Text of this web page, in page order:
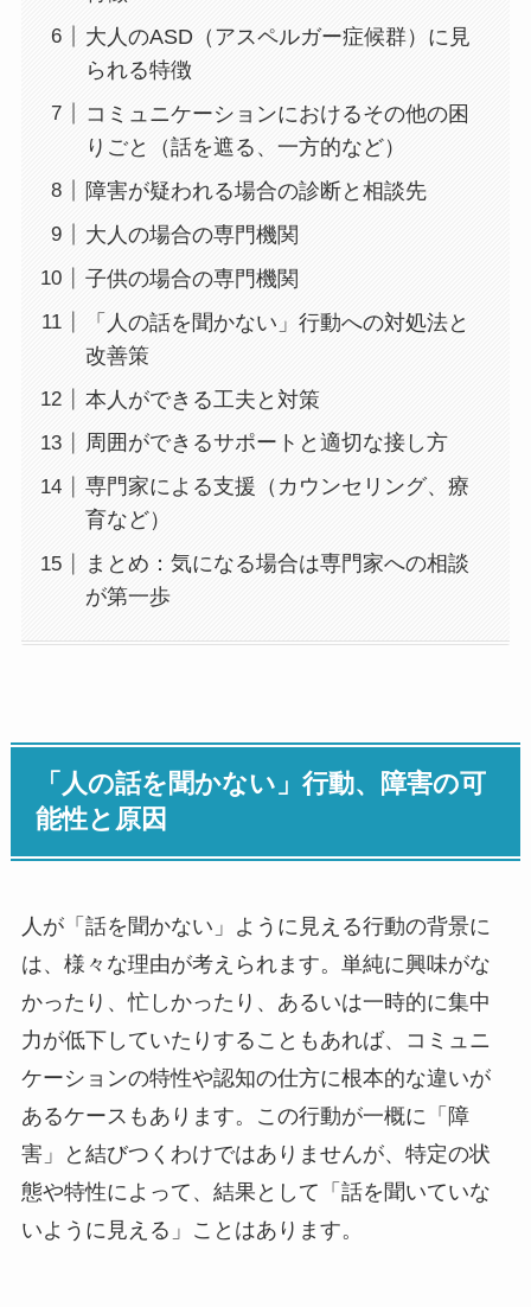
大人のASD（アスペルガー症候群）に見
られる特徴
コミュニケーションにおけるその他の困
りごと（話を遮る、一方的など）
障害が疑われる場合の診断と相談先
大人の場合の専門機関
子供の場合の専門機関
「人の話を聞かない」行動への対処法と
改善策
本人ができる工夫と対策
周囲ができるサポートと適切な接し方
専門家による支援（カウンセリング、療
育など）
まとめ：気になる場合は専門家への相談
が第一歩
「人の話を聞かない」行動、障害の可
能性と原因
人が「話を聞かない」ように見える行動の背景に
は、様々な理由が考えられます。単純に興味がな
かったり、忙しかったり、あるいは一時的に集中
力が低下していたりすることもあれば、コミュニ
ケーションの特性や認知の仕方に根本的な違いが
あるケースもあります。この行動が一概に「障
害」と結びつくわけではありませんが、特定の状
態や特性によって、結果として「話を聞いていな
いように見える」ことはあります。